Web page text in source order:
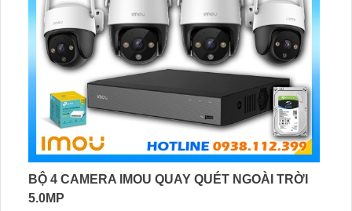
BỘ 4 CAMERA IMOU QUAY QUÉT NGOÀI TRỜI
5.0MP